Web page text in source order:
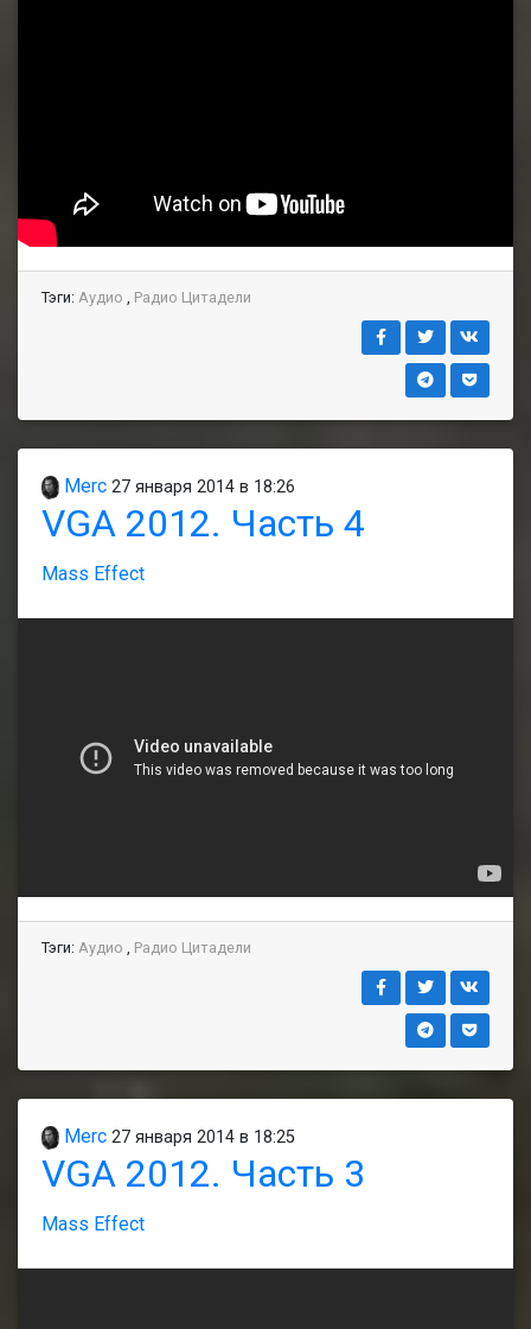
Тэги: Аудио , Радио Цитадели
Merc 27 января 2014 в 18:26
VGA 2012. Часть 4
Mass Effect
Тэги: Аудио , Радио Цитадели
Merc 27 января 2014 в 18:25
VGA 2012. Часть 3
Mass Effect